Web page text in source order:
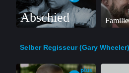
Abschied
Selber Regisseur (Gary Wheeler)